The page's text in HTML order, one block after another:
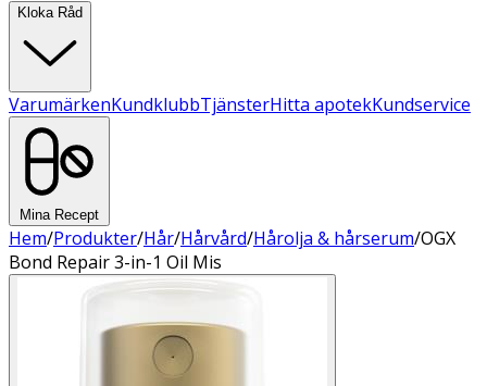
Kloka Råd
VarumärkenKundklubbTjänsterHitta apotekKundservice
Mina Recept
Hem/Produkter/Hår/Hårvård/Hårolja & hårserum/OGX
Bond Repair 3-in-1 Oil Mis